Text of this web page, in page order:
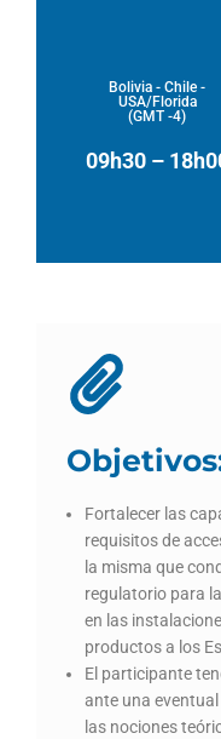
Bolivia - Chile -
USA/Florida
(GMT -4)
09h30 –
Fortalecer las
requisitos de
la misma que
regulatorio para
en las
productos a los
El participante
ante una
las nociones